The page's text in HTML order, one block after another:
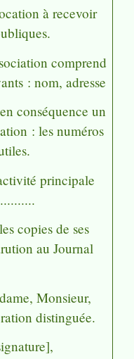
à recevoir
comprend
: nom, adresse
conséquence un
: les numéros
principale
copies de ses
au Journal
Monsieur,
distinguée.
,